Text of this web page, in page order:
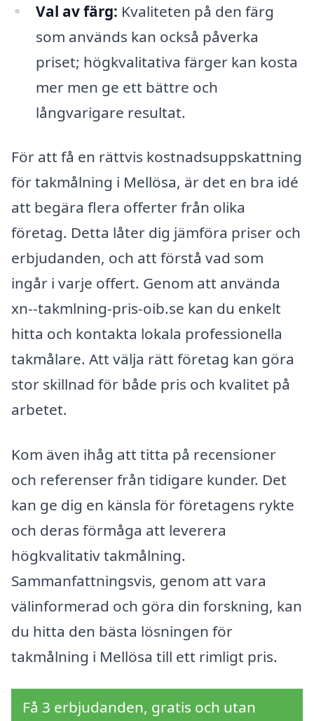
Val av färg: Kvaliteten på den färg
som används kan också påverka
priset; högkvalitativa färger kan kosta
mer men ge ett bättre och
långvarigare resultat.
För att få en rättvis kostnadsuppskattning
för takmålning i Mellösa, är det en bra idé
att begära flera offerter från olika
företag. Detta låter dig jämföra priser och
erbjudanden, och att förstå vad som
ingår i varje offert. Genom att använda
xn--takmlning-pris-oib.se kan du enkelt
hitta och kontakta lokala professionella
takmålare. Att välja rätt företag kan göra
stor skillnad för både pris och kvalitet på
arbetet.
Kom även ihåg att titta på recensioner
och referenser från tidigare kunder. Det
kan ge dig en känsla för företagens rykte
och deras förmåga att leverera
högkvalitativ takmålning.
Sammanfattningsvis, genom att vara
välinformerad och göra din forskning, kan
du hitta den bästa lösningen för
takmålning i Mellösa till ett rimligt pris.
Få 3 erbjudanden, gratis och utan